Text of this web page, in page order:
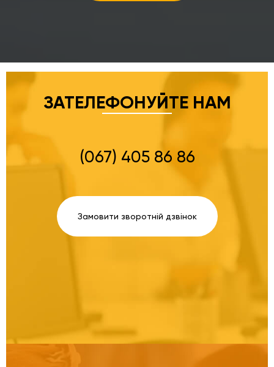
ЗАТЕЛЕФОНУЙТЕ НАМ
(067) 405 86 86
Замовити зворотній дзвінок